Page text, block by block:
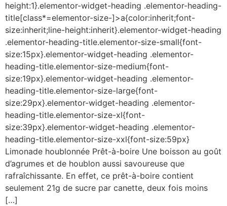
height:1}.elementor-widget-heading .elementor-heading-
title[class*=elementor-size-]>a{color:inherit;font-
size:inherit;line-height:inherit}.elementor-widget-heading
.elementor-heading-title.elementor-size-small{font-
size:15px}.elementor-widget-heading .elementor-
heading-title.elementor-size-medium{font-
size:19px}.elementor-widget-heading .elementor-
heading-title.elementor-size-large{font-
size:29px}.elementor-widget-heading .elementor-
heading-title.elementor-size-xl{font-
size:39px}.elementor-widget-heading .elementor-
heading-title.elementor-size-xxl{font-size:59px}
Limonade houblonnée Prêt-à-boire Une boisson au goût
d’agrumes et de houblon aussi savoureuse que
rafraîchissante. En effet, ce prêt-à-boire contient
seulement 21g de sucre par canette, deux fois moins
[…]